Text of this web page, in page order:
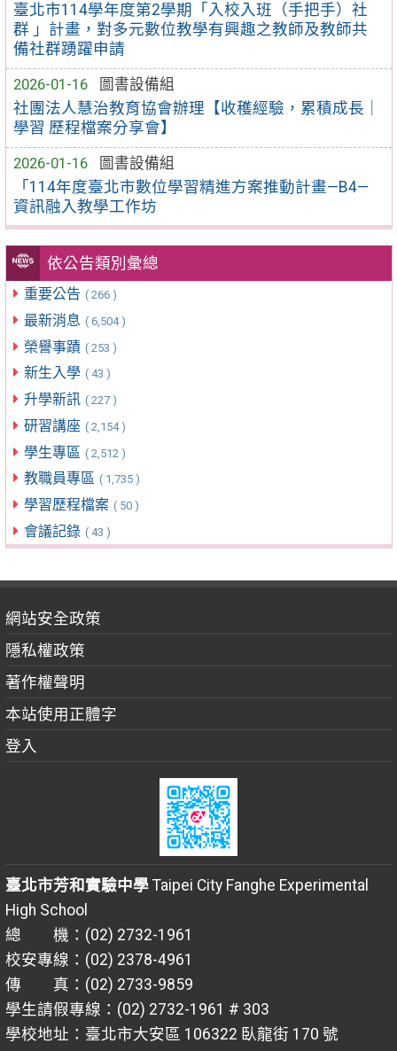
臺北市114學年度第2學期「入校入班（手把手）社
群 」計畫，對多元數位教學有興趣之教師及教師共
備社群踴躍申請
2026-01-16
圖書設備組
社團法人慧治教育協會辦理【收穫經驗，累積成長｜
學習 歷程檔案分享會】
2026-01-16
圖書設備組
「114年度臺北市數位學習精進方案推動計畫—B4—
資訊融入教學工作坊
依公告類別彙總
重要公告 ( 266 )
最新消息 ( 6,504 )
榮譽事蹟 ( 253 )
新生入學 ( 43 )
升學新訊 ( 227 )
研習講座 ( 2,154 )
學生專區 ( 2,512 )
教職員專區 ( 1,735 )
學習歷程檔案 ( 50 )
會議記錄 ( 43 )
網站安全政策
隱私權政策
著作權聲明
本站使用正體字
登入
臺北市芳和實驗中學Taipei City Fanghe Experimental
High School
總 機：(02) 2732-1961
校安專線：(02) 2378-4961
傳 真：(02) 2733-9859
學生請假專線：(02) 2732-1961 # 303
學校地址：臺北市大安區 106322 臥龍街 170 號